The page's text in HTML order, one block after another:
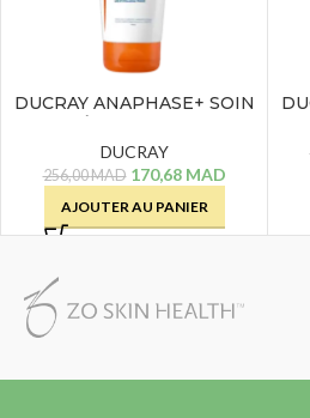
DUCRAY ANAPHASE+ SOIN
FORTIFIANT – 200 ML
DUCRAY
256,00MAD 170,68 MAD
AJOUTER AU PANIER